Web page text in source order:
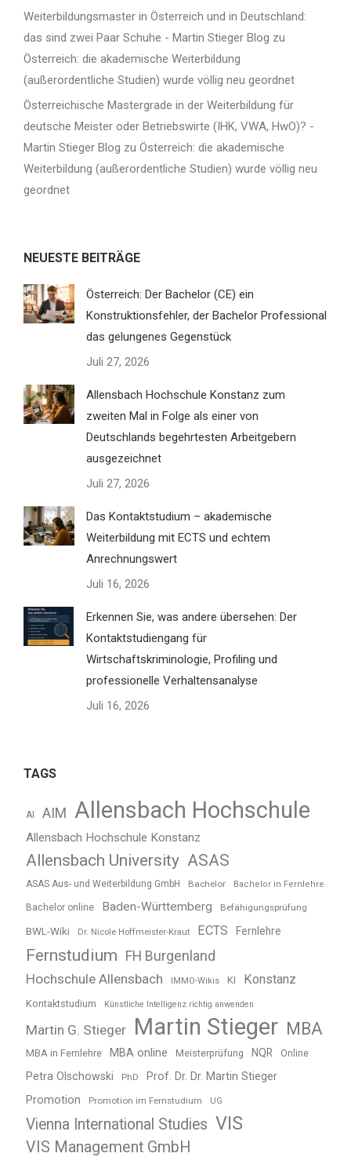
Weiterbildungsmaster in Österreich und in Deutschland:
das sind zwei Paar Schuhe - Martin Stieger Blog zu
Österreich: die akademische Weiterbildung
(außerordentliche Studien) wurde völlig neu geordnet
Österreichische Mastergrade in der Weiterbildung für
deutsche Meister oder Betriebswirte (IHK, VWA, HwO)? -
Martin Stieger Blog zu Österreich: die akademische
Weiterbildung (außerordentliche Studien) wurde völlig neu
geordnet
NEUESTE BEITRÄGE
Österreich: Der Bachelor (CE) ein
Konstruktionsfehler, der Bachelor Professional
das gelungenes Gegenstück
Juli 27, 2026
Allensbach Hochschule Konstanz zum
zweiten Mal in Folge als einer von
Deutschlands begehrtesten Arbeitgebern
ausgezeichnet
Juli 27, 2026
Das Kontaktstudium – akademische
Weiterbildung mit ECTS und echtem
Anrechnungswert
Juli 16, 2026
Erkennen Sie, was andere übersehen: Der
Kontaktstudiengang für
Wirtschaftskriminologie, Profiling und
professionelle Verhaltensanalyse
Juli 16, 2026
TAGS
AI AIM Allensbach Hochschule
Allensbach Hochschule Konstanz
Allensbach University ASAS
ASAS Aus- und Weiterbildung GmbH Bachelor Bachelor in Fernlehre
Bachelor online Baden-Württemberg Befähigungsprüfung
BWL-Wiki Dr. Nicole Hoffmeister-Kraut ECTS Fernlehre
Fernstudium
FH Burgenland
Hochschule Allensbach
IMMO-Wikis KI Konstanz
Kontaktstudium Künstliche Intelligenz richtig anwenden
Martin G. Stieger Martin Stieger MBA
MBA in Fernlehre MBA online Meisterprüfung NQR Online
Petra Olschowski PhD Prof. Dr. Dr. Martin Stieger
Promotion Promotion im Fernstudium UG
Vienna International Studies VIS
VIS Management GmbH